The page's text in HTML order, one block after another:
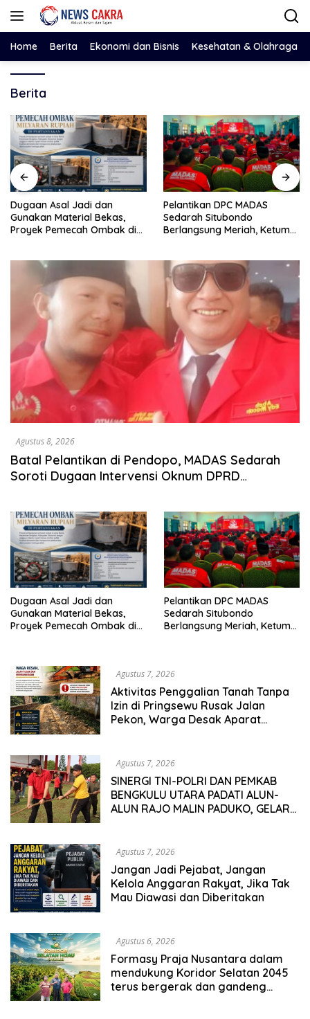
Langsung
Home Berita Ekonomi dan Bisnis Kesehatan & Olahraga
Berita
Dugaan Asal Jadi dan
Gunakan Material Bekas,
Proyek Pemecah Ombak di
Pelantikan DPC MADAS
Sedarah Situbondo
Berlangsung Meriah, Ketum
Masyarakat
Agustus 8, 2026
Batal Pelantikan di Pendopo, MADAS Sedarah
Soroti Dugaan Intervensi Oknum DPRD
Dugaan Asal Jadi dan
Gunakan Material Bekas,
Proyek Pemecah Ombak di
Pelantikan DPC MADAS
Sedarah Situbondo
Berlangsung Meriah, Ketum
Agustus 7, 2026
Aktivitas Penggalian Tanah Tanpa
Izin di Pringsewu Rusak Jalan
Pekon, Warga Desak Aparat
Agustus 7, 2026
SINERGI TNI-POLRI DAN PEMKAB
BENGKULU UTARA PADATI ALUN-
ALUN RAJO MALIN PADUKO, GELAR
Agustus 7, 2026
Jangan Jadi Pejabat, Jangan
Kelola Anggaran Rakyat, Jika Tak
Mau Diawasi dan Diberitakan
Agustus 6, 2026
Formasy Praja Nusantara dalam
mendukung Koridor Selatan 2045
terus bergerak dan gandeng